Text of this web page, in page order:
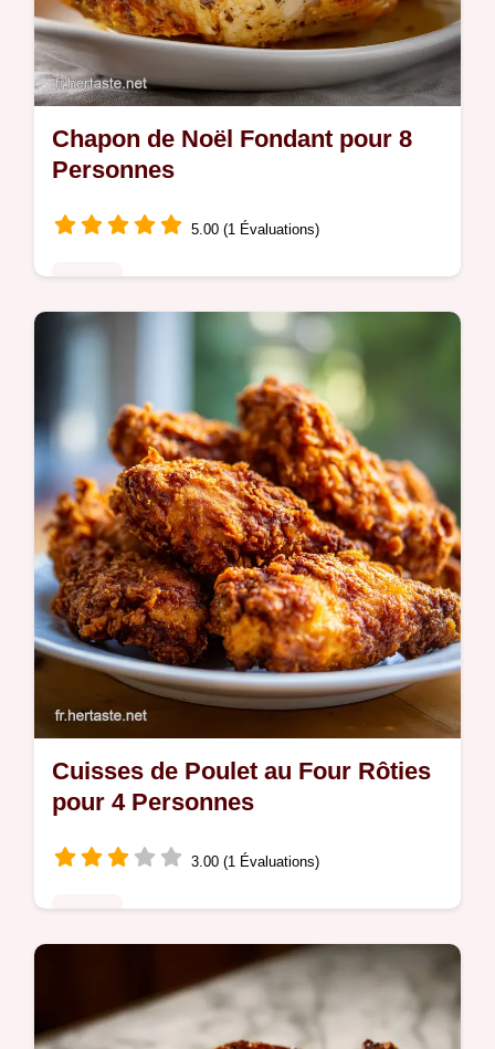
Chapon de Noël Fondant pour 8
Personnes
5.00 (1 Évaluations)
Découvrez notre recette de Chapon de Noël
irrésistible, garantissant une chair fondante
et une peau laquée.
Cuisses de Poulet au Four Rôties
pour 4 Personnes
3.00 (1 Évaluations)
Maîtrisez les Cuisses de poulet au four avec
cette recette simple et juteuse. Inclut un
guide de synchronisation de la cuisson.